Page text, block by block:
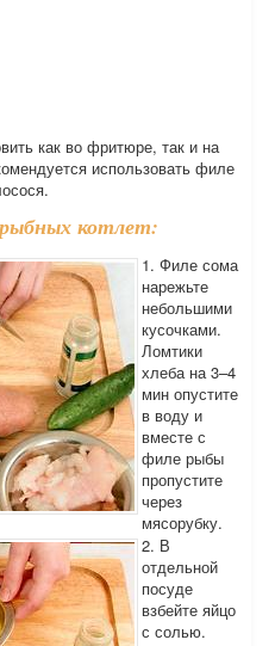
как во фритюре, так и на
использовать филе
котлет:
1. Филе сома
нарежьте
небольшими
кусочками.
Ломтики
хлеба на 3–4
мин опустите
в воду и
вместе с
филе рыбы
пропустите
через
мясорубку.
2. В
отдельной
посуде
взбейте яйцо
с солью.